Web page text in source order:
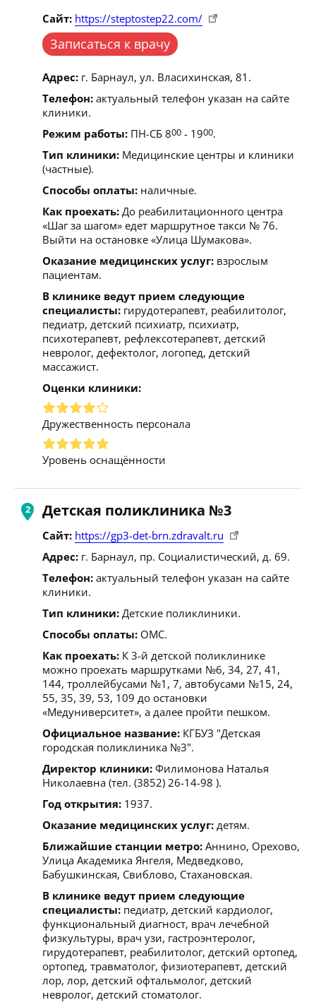
Сайт: https://steptostep22.com/
Записаться к врачу
Адрес: г. Барнаул, ул. Власихинская, 81.
Телефон: актуальный телефон указан на сайте
клиники.
Режим работы: ПН-СБ 800 - 1900.
Тип клиники: Медицинские центры и клиники
(частные).
Способы оплаты: наличные.
Как проехать: До реабилитационного центра
«Шаг за шагом» едет маршрутное такси № 76.
Выйти на остановке «Улица Шумакова».
Оказание медицинских услуг: взрослым
пациентам.
В клинике ведут прием следующие
специалисты: гирудотерапевт, реабилитолог,
педиатр, детский психиатр, психиатр,
психотерапевт, рефлексотерапевт, детский
невролог, дефектолог, логопед, детский
массажист.
Оценки клиники:
Дружественность персонала
Уровень оснащённости
Детская поликлиника №3
Сайт: https://gp3-det-brn.zdravalt.ru
Адрес: г. Барнаул, пр. Социалистический, д. 69.
Телефон: актуальный телефон указан на сайте
клиники.
Тип клиники: Детские поликлиники.
Способы оплаты: ОМС.
Как проехать: К 3-й детской поликлинике
можно проехать маршрутками №6, 34, 27, 41,
144, троллейбусами №1, 7, автобусами №15, 24,
55, 35, 39, 53, 109 до остановки
«Медуниверситет», а далее пройти пешком.
Официальное название: КГБУЗ "Детская
городская поликлиника №3".
Директор клиники: Филимонова Наталья
Николаевна (тел. (3852) 26-14-98 ).
Год открытия: 1937.
Оказание медицинских услуг: детям.
Ближайшие станции метро: Аннино, Орехово,
Улица Академика Янгеля, Медведково,
Бабушкинская, Свиблово, Стахановская.
В клинике ведут прием следующие
специалисты: педиатр, детский кардиолог,
функциональный диагност, врач лечебной
физкультуры, врач узи, гастроэнтеролог,
гирудотерапевт, реабилитолог, детский ортопед,
ортопед, травматолог, физиотерапевт, детский
лор, лор, детский офтальмолог, детский
невролог, детский стоматолог.